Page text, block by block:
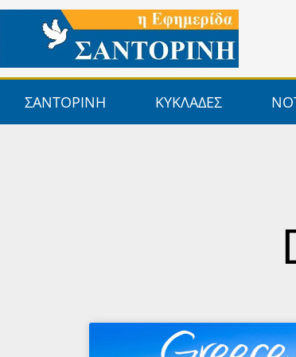
Μετάβαση
περιεχόμενο
ΣΑΝΤΟΡΙΝΗ ΚΥΚΛΑΔΕΣ